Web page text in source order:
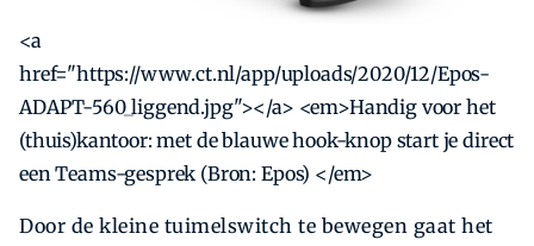
<a
href="https://www.ct.nl/app/uploads/2020/12/Epos-
ADAPT-560_liggend.jpg"></a> <em>Handig voor het
(thuis)kantoor: met de blauwe hook-knop start je direct
een Teams-gesprek (Bron: Epos) </em>
Door de kleine tuimelswitch te bewegen gaat het